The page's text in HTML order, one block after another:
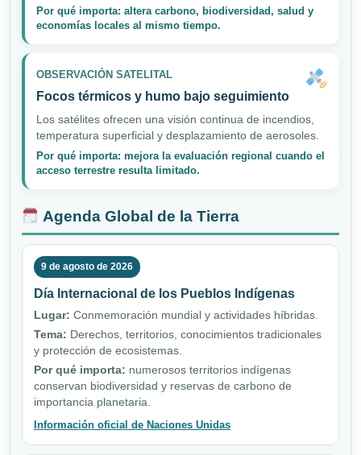
Por qué importa: altera carbono, biodiversidad, salud y
economías locales al mismo tiempo.
OBSERVACIÓN SATELITAL
Focos térmicos y humo bajo seguimiento
Los satélites ofrecen una visión continua de incendios,
temperatura superficial y desplazamiento de aerosoles.
Por qué importa: mejora la evaluación regional cuando el
acceso terrestre resulta limitado.
Agenda Global de la Tierra
9 de agosto de 2026
Día Internacional de los Pueblos Indígenas
Lugar: Conmemoración mundial y actividades híbridas.
Tema: Derechos, territorios, conocimientos tradicionales
y protección de ecosistemas.
Por qué importa: numerosos territorios indígenas
conservan biodiversidad y reservas de carbono de
importancia planetaria.
Información oficial de Naciones Unidas